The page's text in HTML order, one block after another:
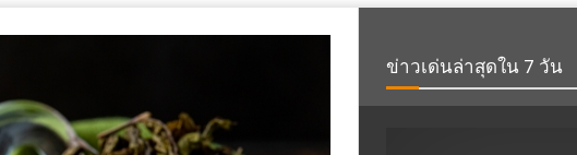
ข่าวเด่นล่าสุดใน 7 วัน